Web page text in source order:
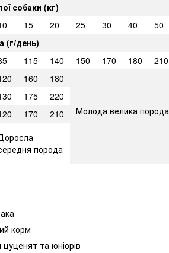
собаки (кг)
15 20 25 30 40
50
(г/день)
115 140 150 170 180
210
160 180
Молода велика порода
175
220
170 210
порода
корм
цуценят та юніорів